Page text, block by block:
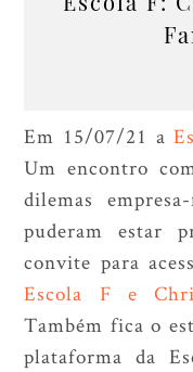
Em 15/07/21 a
Um encontro
dilemas
puderam estar
convite para
Escola F e
Também fica o
plataforma da